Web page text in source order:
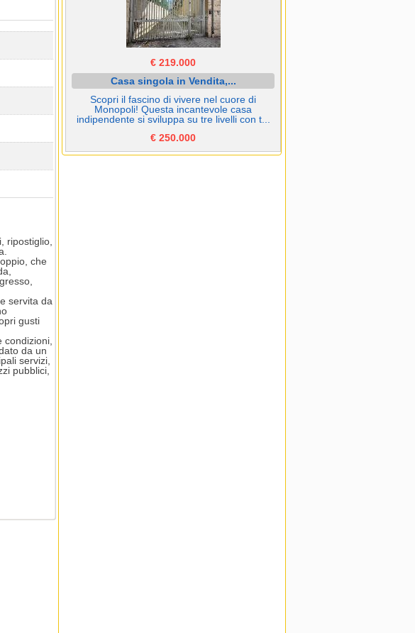
ripostiglio,
che
servita da
gusti
da un
servizi,
pubblici,
€ 219.000
Casa singola in Vendita,...
Scopri il fascino di vivere nel cuore di
Monopoli! Questa incantevole casa
indipendente si sviluppa su tre livelli con t...
€ 250.000